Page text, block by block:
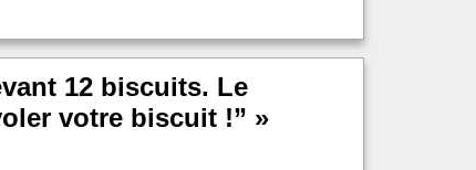
12 biscuits. Le
votre biscuit !” »